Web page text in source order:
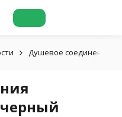
Душевое соединения
черный